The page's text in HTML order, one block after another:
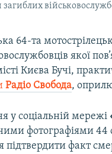
64-та
якої
Києва Бучі,
Радіо Свобода,
у соціальній мережі
фотографіями 44
підтвердити факт